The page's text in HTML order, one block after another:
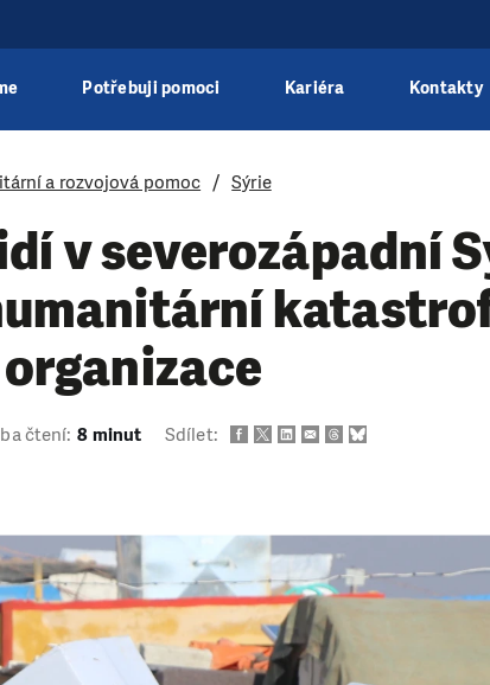
Potřebuji pomoci Kariéra Kontakty
a rozvojová pomoc Sýrie
v severozápadní
čtení: 8 minut Sdílet: